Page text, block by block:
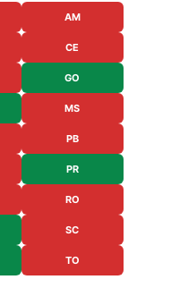
AM
CE
GO
MS
PB
PR
RO
SC
TO